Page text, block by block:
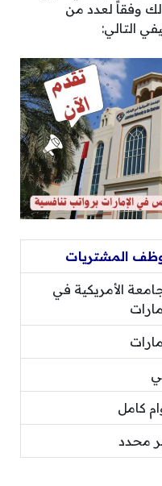
وذلك وفقاً لعدد من
التالي:
المشتريات
الأمريكية في
كامل
محدد